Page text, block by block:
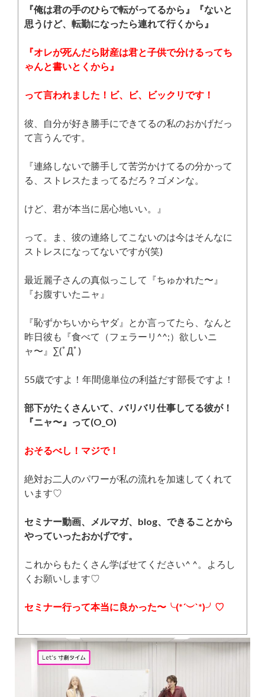
『俺は君の手のひらで転がってるから』『ないと
思うけど、転勤になったら連れて行くから』
『オレが死んだら財産は君と子供で分けるってち
ゃんと書いとくから』
って言われました！ビ、ビ、ビックリです！
彼、自分が好き勝手にできてるの私のおかげだっ
て言うんです。
『連絡しないで勝手して苦労かけてるの分かって
る、ストレスたまってるだろ？ゴメンな。
けど、君が本当に居心地いい。』
って。ま、彼の連絡してこないのは今はそんなに
ストレスになってないですが(笑)
最近麗子さんの真似っこして『ちゅかれた〜』
『お腹すいたニャ』
『恥ずかちいからヤダ』とか言ってたら、なんと
昨日彼も『食べて（フェラーリ^^;）欲しいニ
ャ〜』∑(ﾟДﾟ)
55歳ですよ！年間億単位の利益だす部長ですよ！
部下がたくさんいて、バリバリ仕事してる彼が！
『ニャ〜』って(O_O)
おそるべし！マジで！
絶対お二人のパワーが私の流れを加速してくれて
います♡
セミナー動画、メルマガ、blog、できることから
やっていったおかげです。
これからもたくさん学ばせてください^ ^。よろし
くお願いします♡
セミナー行って本当に良かった〜╰(*´︶`*)╯♡